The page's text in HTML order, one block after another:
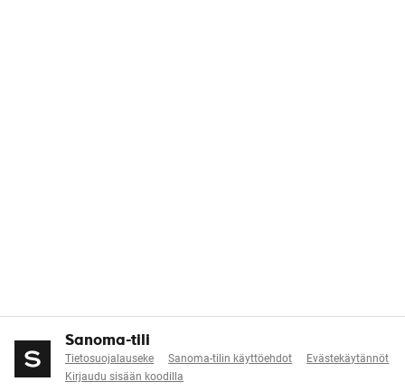
Sanoma-tili
Tietosuojalauseke Sanoma-tilin käyttöehdot
Evästekäytännöt
Kirjaudu sisään koodilla